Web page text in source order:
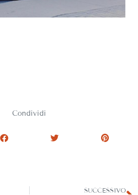
Condividi
SUCCESSIVO